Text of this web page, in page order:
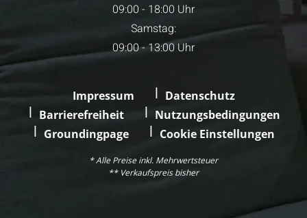
09:00 - 18:00 Uhr
Samstag:
09:00 - 13:00 Uhr
Impressum
Datenschutz
Barrierefreiheit
Nutzungsbedingungen
Groundingpage
Cookie Einstellungen
* Alle Preise inkl. Mehrwertsteuer
** Verkaufspreis bisher